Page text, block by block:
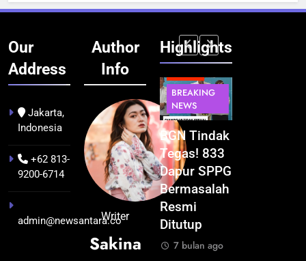
Our
Address
Jakarta,
Indonesia
+62 813-
9200-6714
admin@newsantara.co
Author
Info
Writer
Sakina
Highlights
Peta
Abad
Festival
Budaya
Khatulistiwa
2026
Sukses,
Pontianak
BREAKING
NEWS
BGN Tindak
Tegas! 833
Dapur SPPG
Bermasalah
Resmi
Ditutup
7 bulan ago
BREAKING
NEWS
Kualitas
Pramuwisata
Dukung
Peningkatan
Pariwisata
di Kalbar